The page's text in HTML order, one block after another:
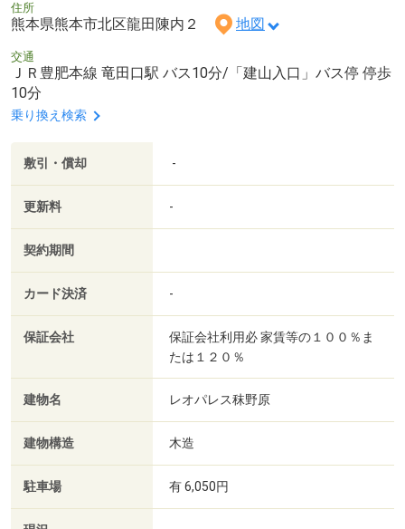
住所
熊本県熊本市北区龍田陳内２ 地図
交通
ＪＲ豊肥本線 竜田口駅 バス10分/「建山入口」バス停 停歩
10分
乗り換え検索
敷引・償却 -
更新料 -
契約期間
カード決済 -
保証会社
保証会社利用必 家賃等の１００％ま
たは１２０％
建物名 レオパレス秣野原
建物構造 木造
駐車場 有 6,050円